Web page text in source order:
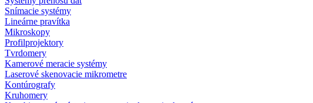
Snímacie systémy
Lineárne pravítka
Mikroskopy
Profilprojektory
Tvrdomery
Kamerové meracie systémy
Laserové skenovacie mikrometre
Kontúrografy
Kruhomery